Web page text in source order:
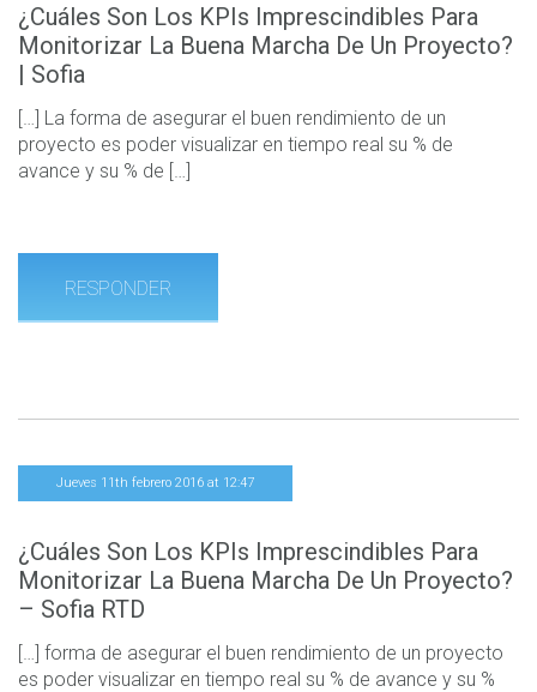
¿Cuáles Son Los KPIs Imprescindibles Para
Monitorizar La Buena Marcha De Un Proyecto?
| Sofia
[…] La forma de asegurar el buen rendimiento de un
proyecto es poder visualizar en tiempo real su % de
avance y su % de […]
RESPONDER
Jueves 11th febrero 2016 at 12:47
¿Cuáles Son Los KPIs Imprescindibles Para
Monitorizar La Buena Marcha De Un Proyecto?
– Sofia RTD
[…] forma de asegurar el buen rendimiento de un proyecto
es poder visualizar en tiempo real su % de avance y su %